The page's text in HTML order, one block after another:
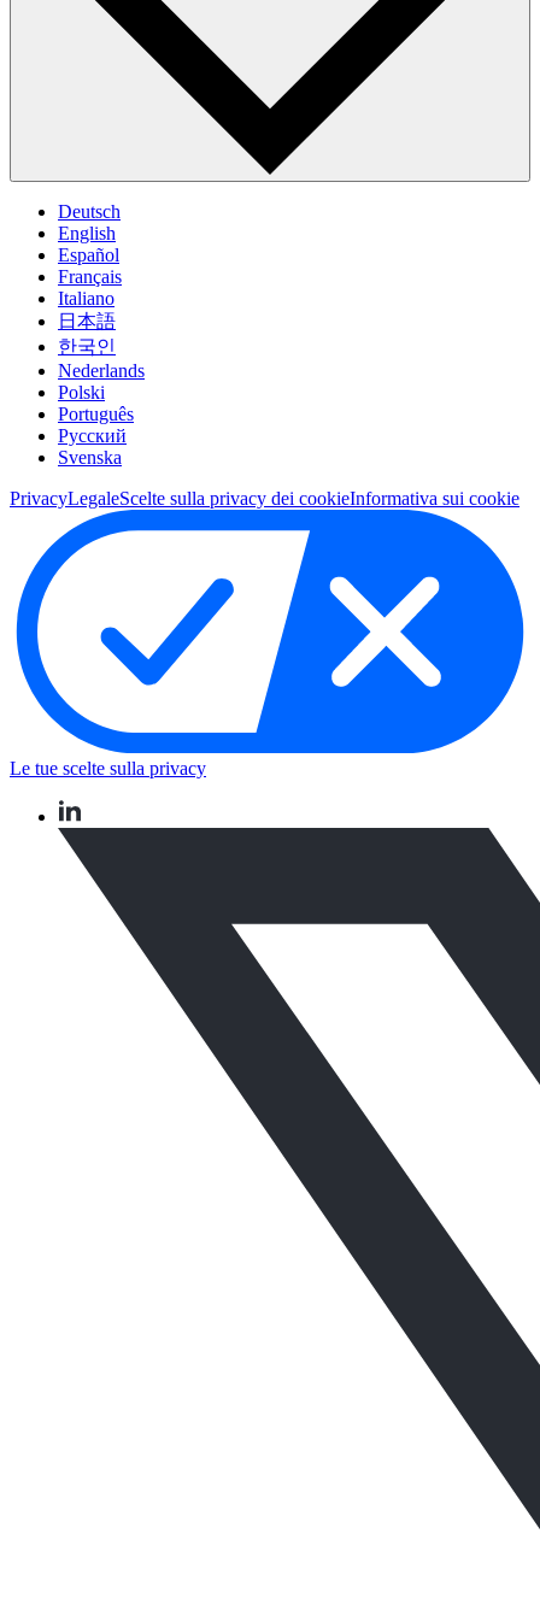
Deutsch
English
Español
Français
Italiano
日本語
한국인
Nederlands
Polski
Português
Pусский
Svenska
PrivacyLegaleScelte sulla privacy dei cookieInformativa sui cookie
Le tue scelte sulla privacy